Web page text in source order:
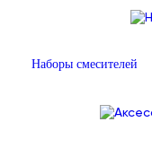
Наборы смесителей